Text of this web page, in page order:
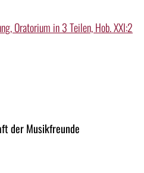
Oratorium in 3 Teilen, Hob. XXI:2
der Musikfreunde